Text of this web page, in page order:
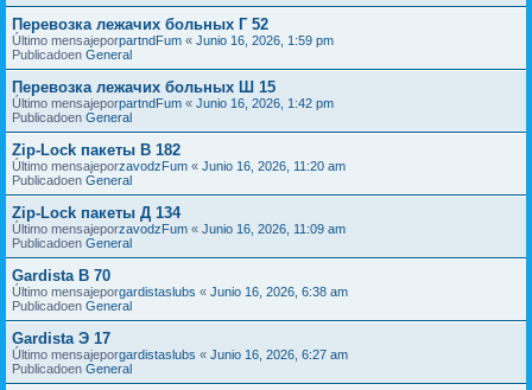
Перевозка лежачих больных Г 52
Último mensajeporpartndFum « Junio 16, 2026, 1:59 pm
Publicadoen General
Перевозка лежачих больных Ш 15
Último mensajeporpartndFum « Junio 16, 2026, 1:42 pm
Publicadoen General
Zip-Lock пакеты В 182
Último mensajeporzavodzFum « Junio 16, 2026, 11:20 am
Publicadoen General
Zip-Lock пакеты Д 134
Último mensajeporzavodzFum « Junio 16, 2026, 11:09 am
Publicadoen General
Gardista В 70
Último mensajeporgardistaslubs « Junio 16, 2026, 6:38 am
Publicadoen General
Gardista Э 17
Último mensajeporgardistaslubs « Junio 16, 2026, 6:27 am
Publicadoen General